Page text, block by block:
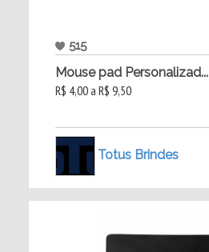
515
Mouse pad Personalizad...
R$ 4,00 a R$ 9,50
Totus Brindes